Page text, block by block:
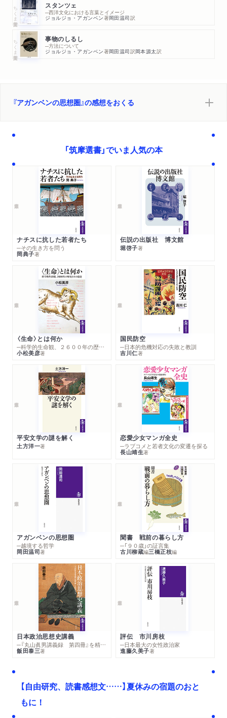
ちくま学芸文庫 スタンツェ
─西洋文化における言葉とイメージ
ジョルジョ・アガンベン著岡田温司訳
ちくま学芸文庫 事物のしるし
─方法について
ジョルジョ・アガンベン著岡田温司訳岡本源太訳
『アガンベンの思想圏』の感想をおくる
「筑摩選書」でいま人気の本
ナチスに抗した若者たち
─その生き方を問う
岡典子著
伝説の出版社 博文館
堀啓子著
〈生命〉とは何か
─科学的生命観、２６００年の歴史とその超克
小松美彦著
国民防空
─日本的危機対応の失敗と教訓
吉川仁著
平安文学の謎を解く
土方洋一著
恋愛少女マンガ全史
─ラブコメと若者文化の変遷を探る
長山靖生著
アガンベンの思想圏
─越境する哲学
岡田温司著
聞書 戦前の暮らし方
─「９０歳」の証言集
古川柳蔵編三橋正枝編
日本政治思想史講義
─『丸山眞男講義録 第四冊』を精読する
飯田泰三著
評伝 市川房枝
─日本最大の女性政治家
進藤久美子著
【自由研究、読書感想文……】夏休みの宿題のおと
もに！